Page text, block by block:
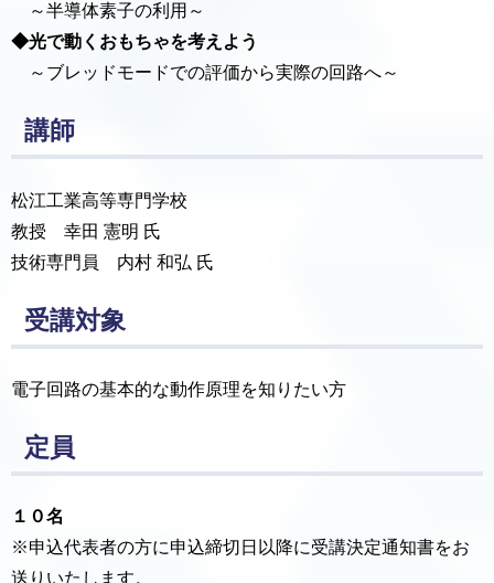
～半導体素子の利用～
◆光で動くおもちゃを考えよう
～ブレッドモードでの評価から実際の回路へ～
講師
松江工業高等専門学校
教授 幸田 憲明 氏
技術専門員 内村 和弘 氏
受講対象
電子回路の基本的な動作原理を知りたい方
定員
１０名
※申込代表者の方に申込締切日以降に受講決定通知書をお
送りいたします。